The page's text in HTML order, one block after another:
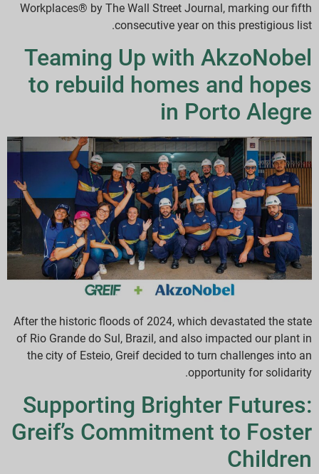
Workplaces® by The Wall Street Journal, marking our fifth
consecutive year on this prestigious list.
Teaming Up with AkzoNobel
to rebuild homes and hopes
in Porto Alegre
After the historic floods of 2024, which devastated the state
of Rio Grande do Sul, Brazil, and also impacted our plant in
the city of Esteio, Greif decided to turn challenges into an
opportunity for solidarity.
Supporting Brighter Futures:
Greif’s Commitment to Foster
Children